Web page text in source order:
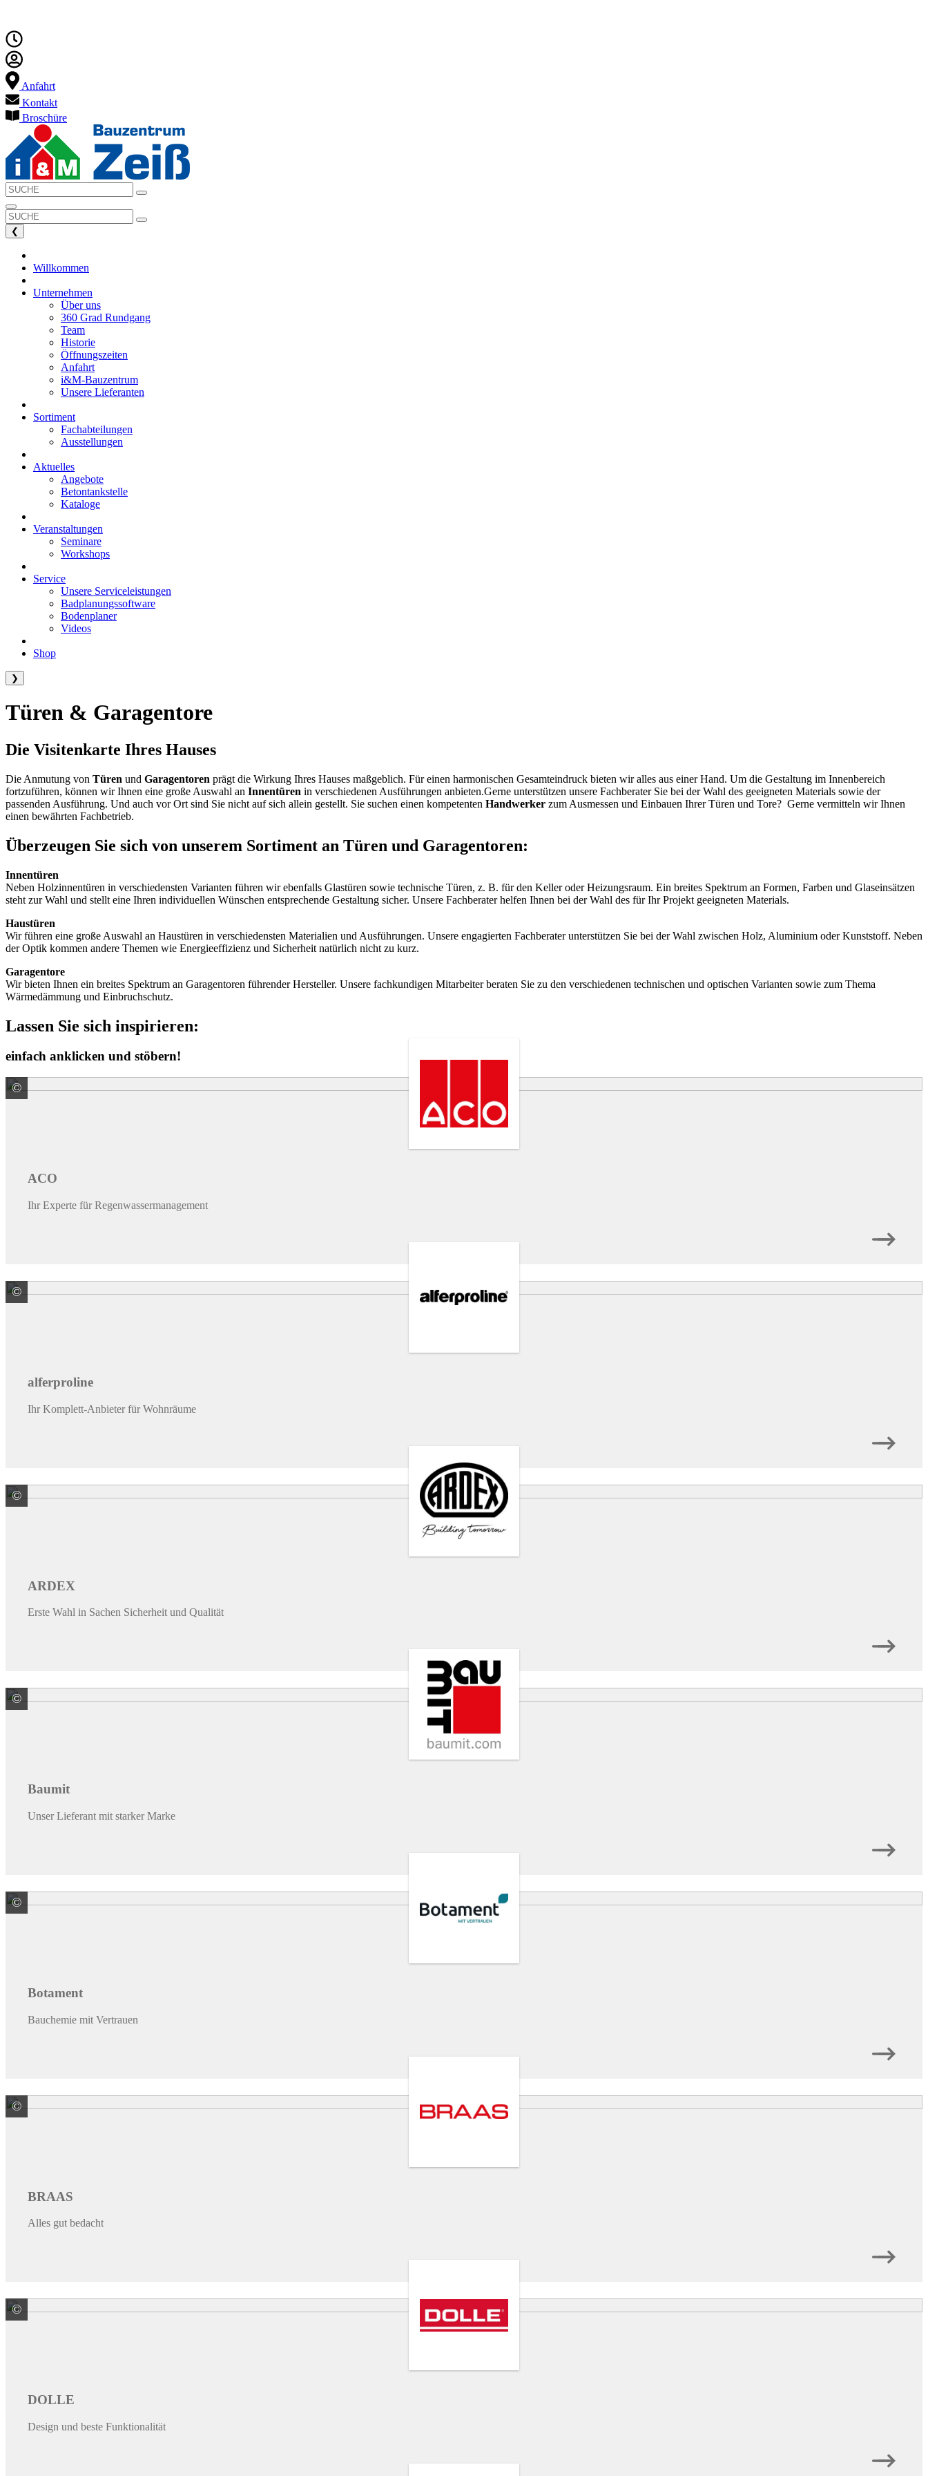
Anfahrt
Kontakt
Broschüre
❮
Willkommen
Unternehmen
Über uns
360 Grad Rundgang
Team
Historie
Öffnungszeiten
Anfahrt
i&M-Bauzentrum
Unsere Lieferanten
Sortiment
Fachabteilungen
Ausstellungen
Aktuelles
Angebote
Betontankstelle
Kataloge
Veranstaltungen
Seminare
Workshops
Service
Unsere Serviceleistungen
Badplanungssoftware
Bodenplaner
Videos
Shop
❯
Türen & Garagentore
Die Visitenkarte Ihres Hauses
Die Anmutung von Türen und Garagentoren prägt die Wirkung Ihres Hauses maßgeblich. Für einen harmonischen Gesamteindruck bieten wir alles aus einer Hand. Um die Gestaltung im Innenbereich
fortzuführen, können wir Ihnen eine große Auswahl an Innentüren in verschiedenen Ausführungen anbieten.Gerne unterstützen unsere Fachberater Sie bei der Wahl des geeigneten Materials sowie der
passenden Ausführung. Und auch vor Ort sind Sie nicht auf sich allein gestellt. Sie suchen einen kompetenten Handwerker zum Ausmessen und Einbauen Ihrer Türen und Tore? Gerne vermitteln wir Ihnen
einen bewährten Fachbetrieb.
Überzeugen Sie sich von unserem Sortiment an Türen und Garagentoren:
Innentüren
Neben Holzinnentüren in verschiedensten Varianten führen wir ebenfalls Glastüren sowie technische Türen, z. B. für den Keller oder Heizungsraum. Ein breites Spektrum an Formen, Farben und Glaseinsätzen
steht zur Wahl und stellt eine Ihren individuellen Wünschen entsprechende Gestaltung sicher. Unsere Fachberater helfen Ihnen bei der Wahl des für Ihr Projekt geeigneten Materials.
Haustüren
Wir führen eine große Auswahl an Haustüren in verschiedensten Materialien und Ausführungen. Unsere engagierten Fachberater unterstützen Sie bei der Wahl zwischen Holz, Aluminium oder Kunststoff. Neben
der Optik kommen andere Themen wie Energieeffizienz und Sicherheit natürlich nicht zu kurz.
Garagentore
Wir bieten Ihnen ein breites Spektrum an Garagentoren führender Hersteller. Unsere fachkundigen Mitarbeiter beraten Sie zu den verschiedenen technischen und optischen Varianten sowie zum Thema
Wärmedämmung und Einbruchschutz.
Lassen Sie sich inspirieren:
einfach anklicken und stöbern!
© ACO GmbH
ACO
Ihr Experte für Regenwassermanagement
© alferproline GmbH
alferproline
Ihr Komplett-Anbieter für Wohnräume
© ARDEX GmbH
ARDEX
Erste Wahl in Sachen Sicherheit und Qualität
© Baumit GmbH
Baumit
Unser Lieferant mit starker Marke
© Botament GmbH
Botament
Bauchemie mit Vertrauen
© BMI Deutschland GmbH Marke Braas
BRAAS
Alles gut bedacht
© Gebr. DOLLE GmbH
DOLLE
Design und beste Funktionalität